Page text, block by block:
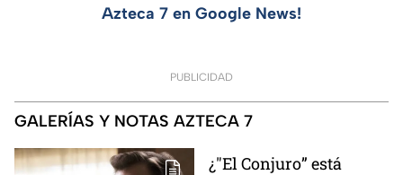
Azteca 7 en Google News!
PUBLICIDAD
GALERÍAS Y NOTAS AZTECA 7
¿"El Conjuro” está